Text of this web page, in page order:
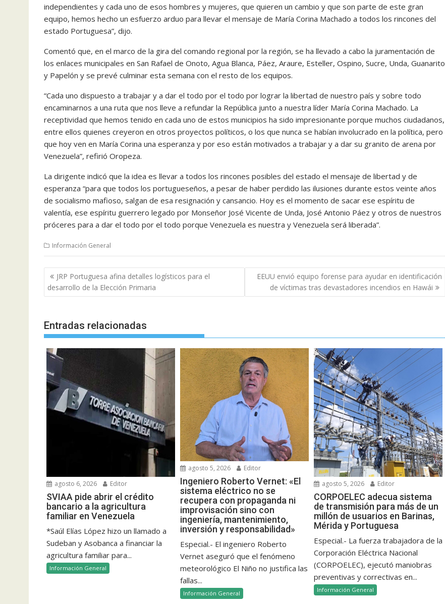
independientes y cada uno de esos hombres y mujeres, que quieren un cambio y que son parte de este gran
equipo, hemos hecho un esfuerzo arduo para llevar el mensaje de María Corina Machado a todos los rincones del
estado Portuguesa”, dijo.
Comentó que, en el marco de la gira del comando regional por la región, se ha llevado a cabo la juramentación de
los enlaces municipales en San Rafael de Onoto, Agua Blanca, Páez, Araure, Esteller, Ospino, Sucre, Unda, Guanarito
y Papelón y se prevé culminar esta semana con el resto de los equipos.
“Cada uno dispuesto a trabajar y a dar el todo por el todo por lograr la libertad de nuestro país y sobre todo
encaminarnos a una ruta que nos lleve a refundar la República junto a nuestra líder María Corina Machado. La
receptividad que hemos tenido en cada uno de estos municipios ha sido impresionante porque muchos ciudadanos,
entre ellos quienes creyeron en otros proyectos políticos, o los que nunca se habían involucrado en la política, pero
que hoy ven en María Corina una esperanza y por eso están motivados a trabajar y a dar su granito de arena por
Venezuela”, refirió Oropeza.
La dirigente indicó que la idea es llevar a todos los rincones posibles del estado el mensaje de libertad y de
esperanza “para que todos los portugueseños, a pesar de haber perdido las ilusiones durante estos veinte años
de socialismo mafioso, salgan de esa resignación y cansancio. Hoy es el momento de sacar ese espíritu de
valentía, ese espíritu guerrero legado por Monseñor José Vicente de Unda, José Antonio Páez y otros de nuestros
próceres para a dar el todo por el todo porque Venezuela es nuestra y Venezuela será liberada”.
Información General
Navegación
de
entradas
JRP Portuguesa afina detalles logísticos para el
desarrollo de la Elección Primaria
EEUU envió equipo forense para ayudar en identificación
de víctimas tras devastadores incendios en Hawái
Entradas relacionadas
agosto 6, 2026 Editor
SVIAA pide abrir el crédito
bancario a la agricultura
familiar en Venezuela
*Saúl Elías López hizo un llamado a
Sudeban y Asobanca a financiar la
agricultura familiar para...
Información General
agosto 5, 2026 Editor
Ingeniero Roberto Vernet: «El
sistema eléctrico no se
recupera con propaganda ni
improvisación sino con
ingeniería, mantenimiento,
inversión y responsabilidad»
Especial.- El ingeniero Roberto
Vernet aseguró que el fenómeno
meteorológico El Niño no justifica las
fallas...
Información General
agosto 5, 2026 Editor
CORPOELEC adecua sistema
de transmisión para más de un
millón de usuarios en Barinas,
Mérida y Portuguesa
Especial.- La fuerza trabajadora de la
Corporación Eléctrica Nacional
(CORPOELEC), ejecutó maniobras
preventivas y correctivas en...
Información General